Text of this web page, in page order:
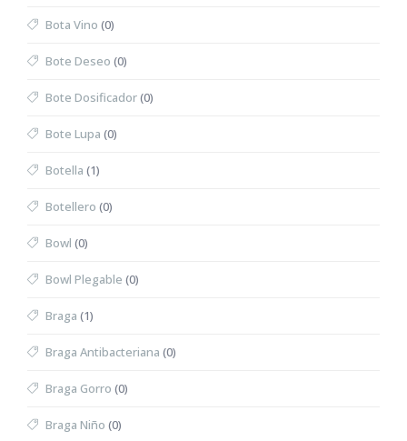
Bota Vino (0)
Bote Deseo (0)
Bote Dosificador(0)
Bote Lupa (0)
Botella (1)
Botellero (0)
Bowl (0)
Bowl Plegable (0)
Braga (1)
Braga Antibacteriana (0)
Braga Gorro (0)
Braga Niño (0)